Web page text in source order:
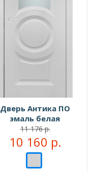
Дверь Антика ПО
эмаль белая
11 176 р.
10 160 р.